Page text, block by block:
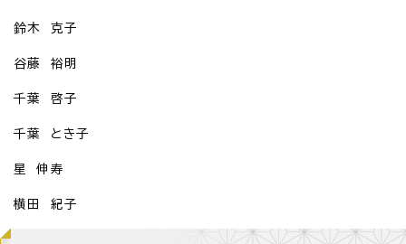
鈴木 克子
谷藤 裕明
千葉 啓子
千葉 とき子
星 伸寿
横田 紀子